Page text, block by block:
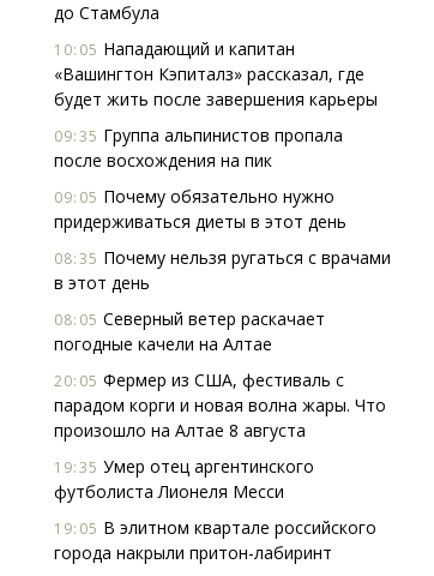
до Стамбула
10:05 Нападающий и капитан
«Вашингтон Кэпиталз» рассказал, где
будет жить после завершения карьеры
09:35 Группа альпинистов пропала
после восхождения на пик
09:05 Почему обязательно нужно
придерживаться диеты в этот день
08:35 Почему нельзя ругаться с врачами
в этот день
08:05 Северный ветер раскачает
погодные качели на Алтае
20:05 Фермер из США, фестиваль с
парадом корги и новая волна жары. Что
произошло на Алтае 8 августа
19:35 Умер отец аргентинского
футболиста Лионеля Месси
19:05 В элитном квартале российского
города накрыли притон-лабиринт